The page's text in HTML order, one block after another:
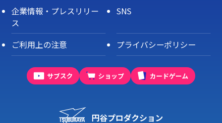
企業情報・プレスリリー
ス
SNS
ご利用上の注意 プライバシーポリシー
サブスク ショップ カードゲーム
円谷プロダクション